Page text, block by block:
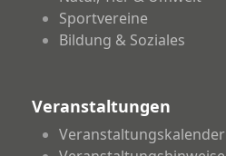
Sportvereine
Bildung & Soziales
Veranstaltungen
Veranstaltungskalender